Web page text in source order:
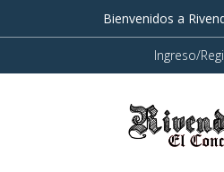
Bienvenidos a
Ingreso/